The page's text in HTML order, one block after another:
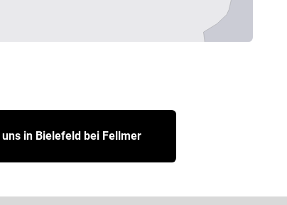
uns in Bielefeld bei Fellmer